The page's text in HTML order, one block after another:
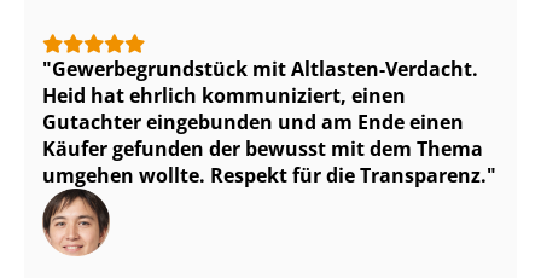
Ge­wer­be­grund­stück mit Altlasten-Verdacht.
Heid hat ehrlich kommuniziert, einen
Gutachter eingebunden und am Ende einen
Käufer gefunden der bewusst mit dem Thema
umgehen wollte. Respekt für die Transparenz.